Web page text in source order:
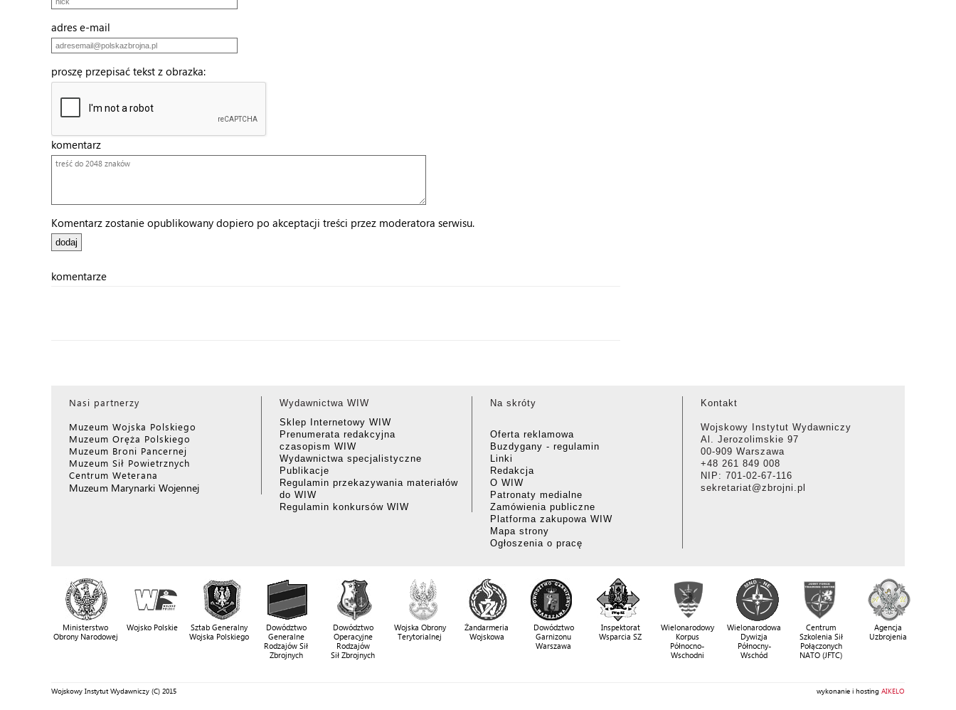
adres e-mail
proszę przepisać tekst z obrazka:
komentarz
Komentarz zostanie opublikowany dopiero po akceptacji treści przez moderatora serwisu.
komentarze
Nasi partnerzy
Muzeum Wojska Polskiego
Muzeum Oręża Polskiego
Muzeum Broni Pancernej
Muzeum Sił Powietrznych
Centrum Weterana
Muzeum Marynarki Wojennej
Wydawnictwa WIW
Sklep Internetowy WIW
Prenumerata redakcyjna
czasopism WIW
Wydawnictwa specjalistyczne
Publikacje
Regulamin przekazywania materiałów
do WIW
Regulamin konkursów WIW
Na skróty
Oferta reklamowa
Buzdygany - regulamin
Linki
Redakcja
O WIW
Patronaty medialne
Zamówienia publiczne
Platforma zakupowa WIW
Mapa strony
Ogłoszenia o pracę
Kontakt
Wojskowy Instytut Wydawniczy
Al. Jerozolimskie 97
00-909 Warszawa
+48 261 849 008
NIP: 701-02-67-116
sekretariat@zbrojni.pl
Ministerstwo
Obrony Narodowej
Wojsko Polskie
Sztab Generalny
Wojska Polskiego
Dowództwo
Generalne
Rodzajów Sił
Zbrojnych
Dowództwo
Operacyjne
Rodzajów
Sił Zbrojnych
Wojska Obrony
Terytorialnej
Żandarmeria
Wojskowa
Dowództwo
Garnizonu
Warszawa
Inspektorat
Wsparcia SZ
Wielonarodowy
Korpus
Północno-
Wschodni
Wielonarodowa
Dywizja
Północny-
Wschód
Centrum
Szkolenia Sił
Połączonych
NATO (JFTC)
Agencja
Uzbrojenia
Wojskowy Instytut Wydawniczy (C) 2015 wykonanie i hosting AIKELO